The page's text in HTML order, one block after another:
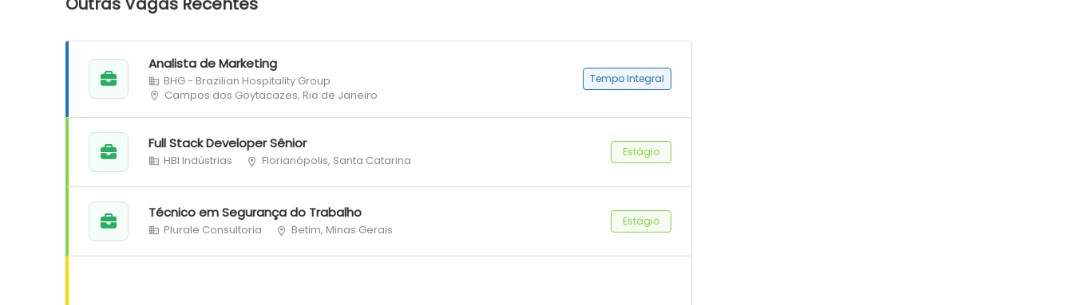
Analista de Marketing
BHG - Brazilian Hospitality Group
Campos dos Goytacazes, Rio de Janeiro
Tempo Integral
Full Stack Developer Sênior
HBI Indústrias Florianópolis, Santa Catarina
Estágio
Técnico em Segurança do Trabalho
Plurale Consultoria Betim, Minas Gerais
Estágio